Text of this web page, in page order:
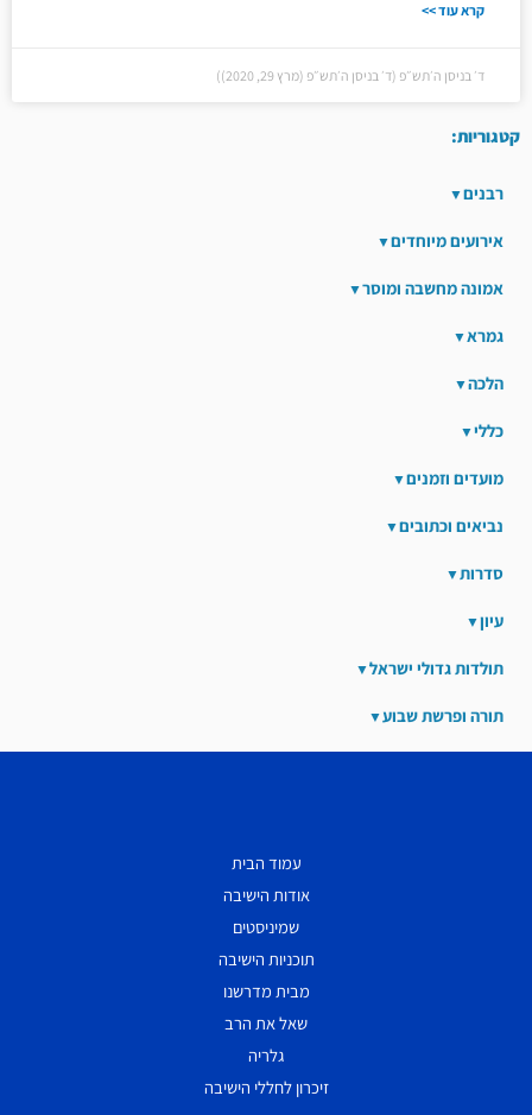
קרא עוד >>
ד׳ בניסן ה׳תש״פ (ד׳ בניסן ה׳תש״פ (מרץ 29, 2020))
קטגוריות:
רבנים
אירועים מיוחדים
אמונה מחשבה ומוסר
גמרא
הלכה
כללי
מועדים וזמנים
נביאים וכתובים
סדרות
עיון
תולדות גדולי ישראל
תורה ופרשת שבוע
עמוד הבית
אודות הישיבה
שמיניסטים
תוכניות הישיבה
מבית מדרשנו
שאל את הרב
גלריה
זיכרון לחללי הישיבה